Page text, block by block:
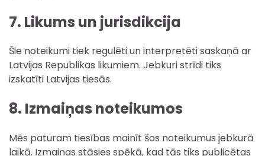
7. Likums un jurisdikcija
Šie noteikumi tiek regulēti un interpretēti saskaņā ar
Latvijas Republikas likumiem. Jebkuri strīdi tiks
izskatīti Latvijas tiesās.
8. Izmaiņas noteikumos
Mēs paturam tiesības mainīt šos noteikumus jebkurā
laikā. Izmaiņas stāsies spēkā, kad tās tiks publicētas